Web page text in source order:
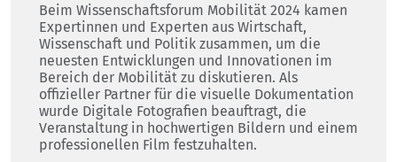
Beim Wissenschaftsforum Mobilität 2024 kamen
Expertinnen und Experten aus Wirtschaft,
Wissenschaft und Politik zusammen, um die
neuesten Entwicklungen und Innovationen im
Bereich der Mobilität zu diskutieren. Als
offizieller Partner für die visuelle Dokumentation
wurde Digitale Fotografien beauftragt, die
Veranstaltung in hochwertigen Bildern und einem
professionellen Film festzuhalten.